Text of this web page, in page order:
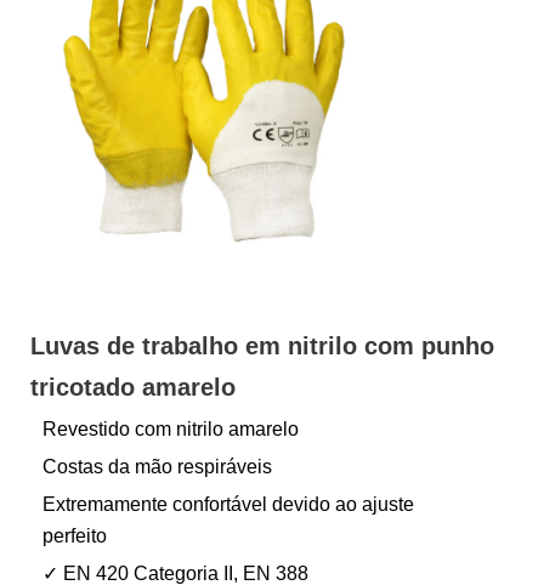
Luvas de trabalho em nitrilo com punho
tricotado amarelo
Revestido com nitrilo amarelo
Costas da mão respiráveis
Extremamente confortável devido ao ajuste
perfeito
✓ EN 420 Categoria II, EN 388